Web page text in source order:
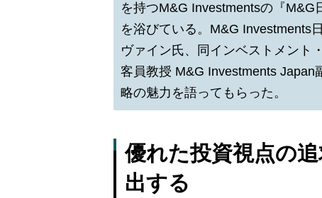
を持つM&G Investmentsの『M&G
を浴びている。M&G Investments
ヴァイン氏、同インベストメント
客員教授 M&G Investments Japan
略の魅力を語ってもらった。
優れた投資視点の
出する